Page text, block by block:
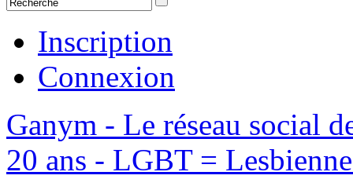
Inscription
Connexion
Ganym - Le réseau social
20 ans - LGBT =